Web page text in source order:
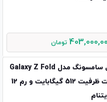
تومان
گوشی موبایل سامسونگ مدل Galaxy Z Fold
7 دو سیمکارت ظرفیت 512 گیگابایت و رم 12